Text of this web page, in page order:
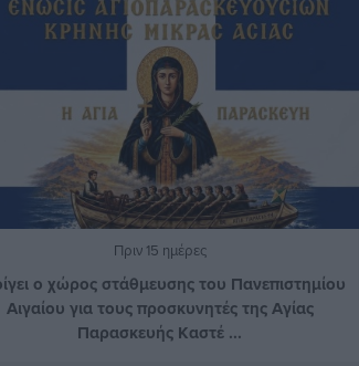
Πριν 15 ημέρες
ο χώρος στάθμευσης του Πανεπιστημίου
Αιγαίου για τους προσκυνητές της Αγίας
Παρασκευής Καστέ ...